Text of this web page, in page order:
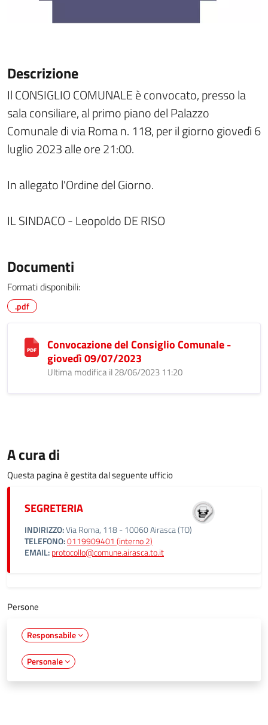
Descrizione
Il CONSIGLIO COMUNALE è convocato, presso la
sala consiliare, al primo piano del Palazzo
Comunale di via Roma n. 118, per il giorno giovedì 6
luglio 2023 alle ore 21:00.
In allegato l'Ordine del Giorno.
IL SINDACO - Leopoldo DE RISO
Documenti
Formati disponibili:
.pdf
Convocazione del Consiglio Comunale -
giovedì 09/07/2023
Ultima modifica il 28/06/2023 11:20
A cura di
Questa pagina è gestita dal seguente ufficio
SEGRETERIA
INDIRIZZO:Via Roma, 118 - 10060 Airasca (TO)
TELEFONO:0119909401 (interno 2)
EMAIL:protocollo@comune.airasca.to.it
Persone
Responsabile
Personale